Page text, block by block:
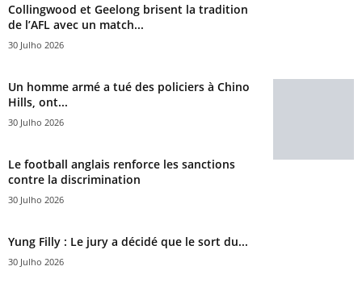
Collingwood et Geelong brisent la tradition
de l’AFL avec un match...
30 Julho 2026
Un homme armé a tué des policiers à Chino
Hills, ont...
30 Julho 2026
Le football anglais renforce les sanctions
contre la discrimination
30 Julho 2026
Yung Filly : Le jury a décidé que le sort du...
30 Julho 2026